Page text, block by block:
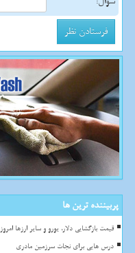
پربیننده ترین ها
قیمت بازگشایی دلار، یورو و سایر ارزها امروز ۱۳ خرداد ۱۴۰۵ به همراه جدول
درس هایی برای نجات سرزمین مادری